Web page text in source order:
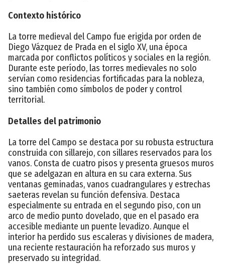
Contexto histórico
La torre medieval del Campo fue erigida por orden de
Diego Vázquez de Prada en el siglo XV, una época
marcada por conflictos políticos y sociales en la región.
Durante este período, las torres medievales no solo
servían como residencias fortificadas para la nobleza,
sino también como símbolos de poder y control
territorial.
Detalles del patrimonio
La torre del Campo se destaca por su robusta estructura
construida con sillarejo, con sillares reservados para los
vanos. Consta de cuatro pisos y presenta gruesos muros
que se adelgazan en altura en su cara externa. Sus
ventanas geminadas, vanos cuadrangulares y estrechas
saeteras revelan su función defensiva. Destaca
especialmente su entrada en el segundo piso, con un
arco de medio punto dovelado, que en el pasado era
accesible mediante un puente levadizo. Aunque el
interior ha perdido sus escaleras y divisiones de madera,
una reciente restauración ha reforzado sus muros y
preservado su integridad.